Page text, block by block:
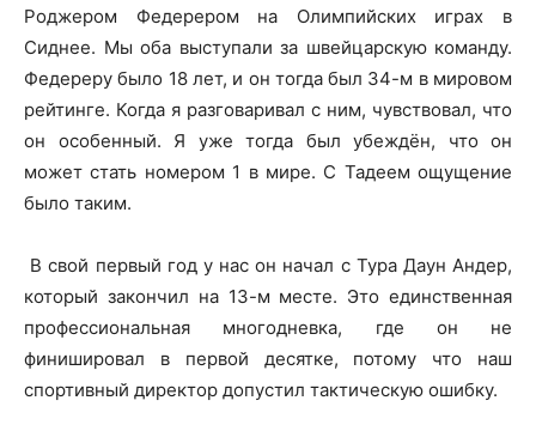
Роджером Федерером на Олимпийских играх в
Сиднее. Мы оба выступали за швейцарскую команду.
Федереру было 18 лет, и он тогда был 34-м в мировом
рейтинге. Когда я разговаривал с ним, чувствовал, что
он особенный. Я уже тогда был убеждён, что он
может стать номером 1 в мире. С Тадеем ощущение
было таким.
В свой первый год у нас он начал с Тура Даун Андер,
который закончил на 13-м месте. Это единственная
профессиональная многодневка, где он не
финишировал в первой десятке, потому что наш
спортивный директор допустил тактическую ошибку.